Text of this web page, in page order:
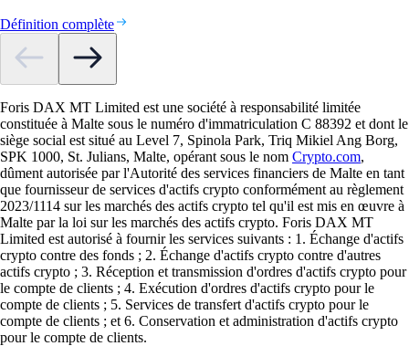
Définition complète
Foris DAX MT Limited est une société à responsabilité limitée
constituée à Malte sous le numéro d'immatriculation C 88392 et dont le
siège social est situé au Level 7, Spinola Park, Triq Mikiel Ang Borg,
SPK 1000, St. Julians, Malte, opérant sous le nom Crypto.com,
dûment autorisée par l'Autorité des services financiers de Malte en tant
que fournisseur de services d'actifs crypto conformément au règlement
2023/1114 sur les marchés des actifs crypto tel qu'il est mis en œuvre à
Malte par la loi sur les marchés des actifs crypto. Foris DAX MT
Limited est autorisé à fournir les services suivants : 1. Échange d'actifs
crypto contre des fonds ; 2. Échange d'actifs crypto contre d'autres
actifs crypto ; 3. Réception et transmission d'ordres d'actifs crypto pour
le compte de clients ; 4. Exécution d'ordres d'actifs crypto pour le
compte de clients ; 5. Services de transfert d'actifs crypto pour le
compte de clients ; et 6. Conservation et administration d'actifs crypto
pour le compte de clients.